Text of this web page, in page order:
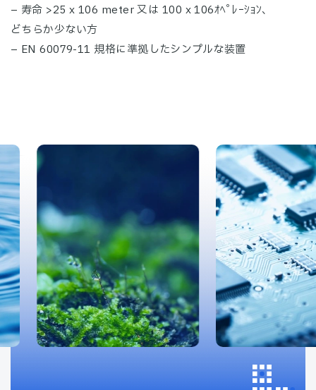
– 寿命 >25 x 106 meter 又は 100 x 106ｵﾍﾟﾚｰｼｮﾝ、
どちらか少ない方
– EN 60079-11 規格に準拠したシンプルな装置